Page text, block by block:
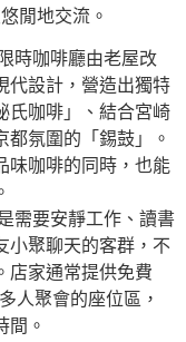
閒地交流。
時咖啡廳由老屋改
代設計，營造出獨特
氏咖啡」、結合宮崎
都氛圍的「錫鼓」。
味咖啡的同時，也能
需要安靜工作、讀書
小聚聊天的客群，不
店家通常提供免費
人聚會的座位區，
間。